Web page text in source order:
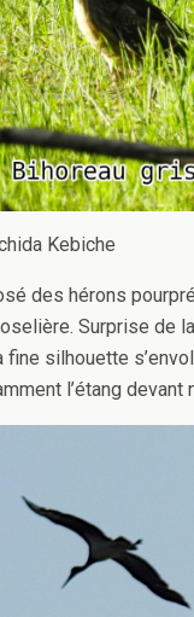
Kebiche
des hérons
Surprise de
fine silhouette
l’étang devant